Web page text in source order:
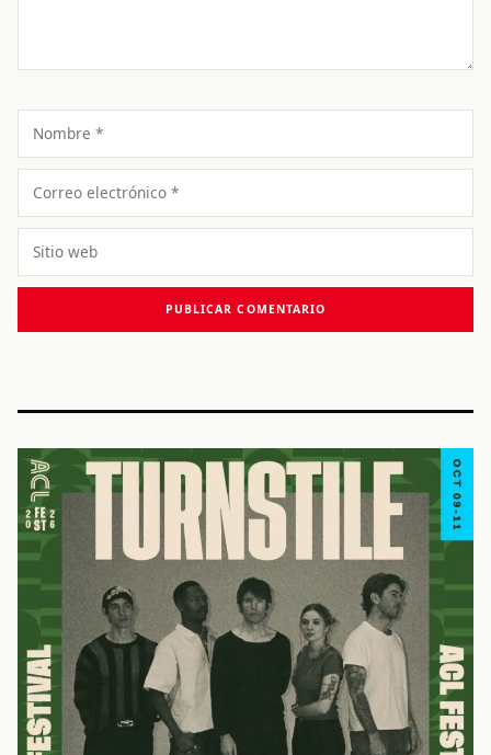
Nombre
Correo
electrónico
Sitio
web